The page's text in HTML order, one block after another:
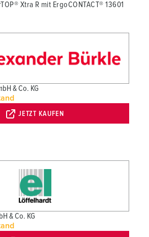
Xtra R mit ErgoCONTACT® 13601
& Co. KG
JETZT KAUFEN
& Co. KG